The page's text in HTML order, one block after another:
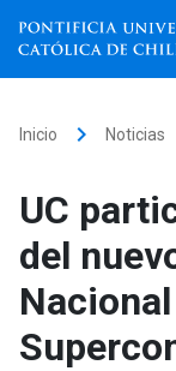
Facultades,
institutos
Investigación
Inicio keyboard_arrow_right Noticias
UC
del